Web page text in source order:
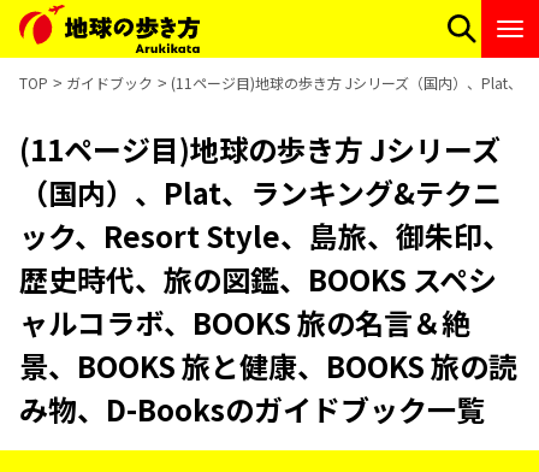
TOP ガイドブック (11ページ目)地球の歩き方 Jシリーズ（国内）、Plat、
(11ページ目)地球の歩き方 Jシリーズ
（国内）、Plat、ランキング&テクニ
ック、Resort Style、島旅、御朱印、
歴史時代、旅の図鑑、BOOKS スペシ
ャルコラボ、BOOKS 旅の名言＆絶
景、BOOKS 旅と健康、BOOKS 旅の読
み物、D-Booksのガイドブック一覧